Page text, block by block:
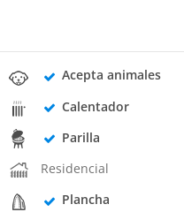
Acepta animales
Calentador
Parilla
Residencial
Plancha